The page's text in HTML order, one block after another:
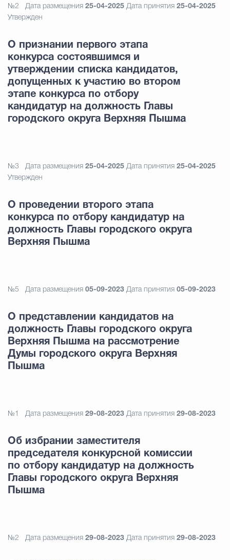
№2 Дата размещения 25-04-2025 Дата принятия 25-04-2025
Утвержден
О признании первого этапа
конкурса состоявшимся и
утверждении списка кандидатов,
допущенных к участию во втором
этапе конкурса по отбору
кандидатур на должность Главы
городского округа Верхняя Пышма
№3 Дата размещения 25-04-2025 Дата принятия 25-04-2025
Утвержден
О проведении второго этапа
конкурса по отбору кандидатур на
должность Главы городского округа
Верхняя Пышма
№5 Дата размещения 05-09-2023 Дата принятия 05-09-2023
О представлении кандидатов на
должность Главы городского округа
Верхняя Пышма на рассмотрение
Думы городского округа Верхняя
Пышма
№1 Дата размещения 29-08-2023 Дата принятия 29-08-2023
Об избрании заместителя
председателя конкурсной комиссии
по отбору кандидатур на должность
Главы городского округа Верхняя
Пышма
№2 Дата размещения 29-08-2023 Дата принятия 29-08-2023